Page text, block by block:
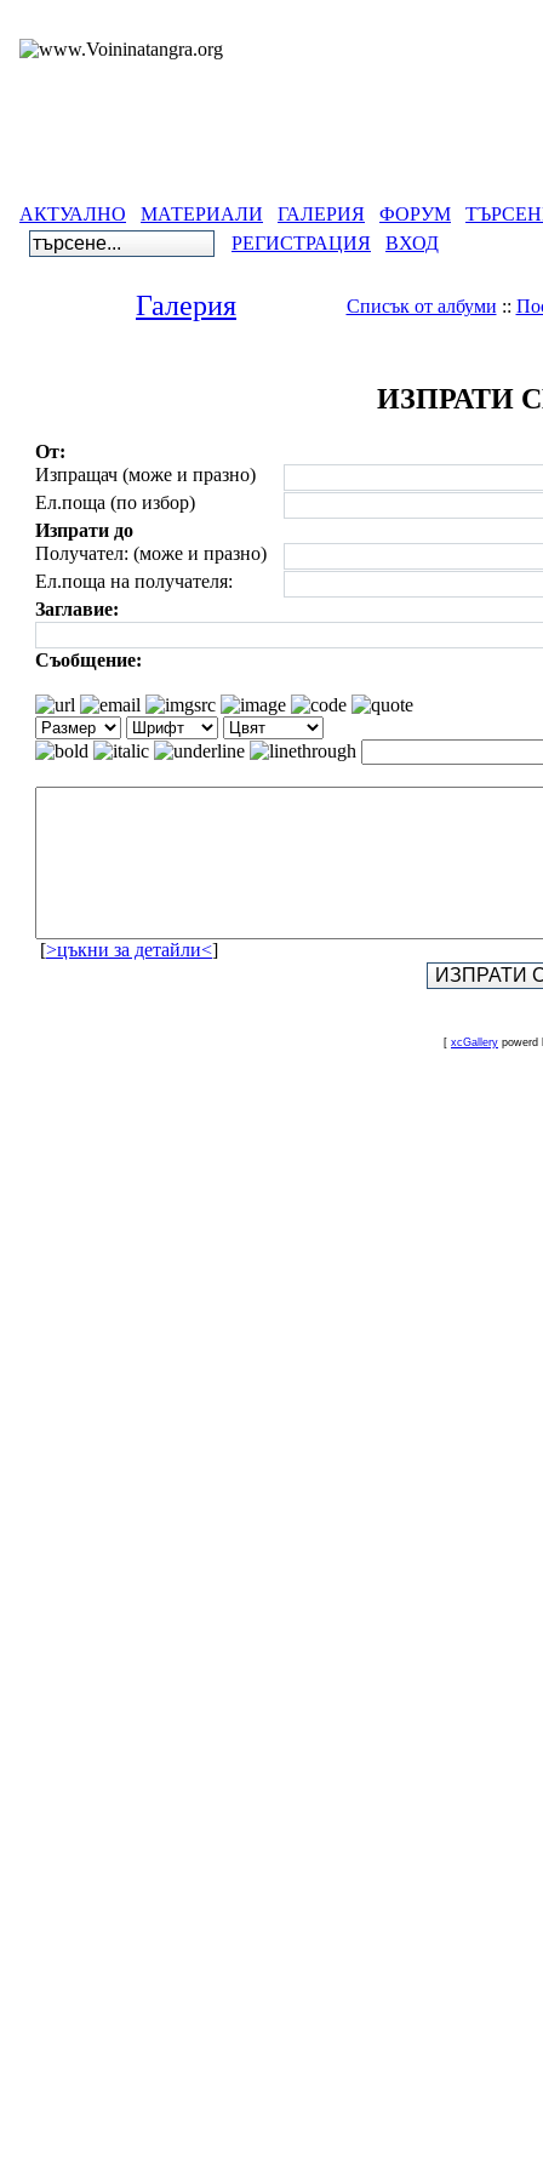
АКТУАЛНО МАТЕРИАЛИ ГАЛЕРИЯ ФОРУМ
РЕГИСТРАЦИЯ
ВХОД
Галерия Списък от албуми ::
ИЗПРАТИ
От:
Изпращач (може и празно)
Ел.поща (по избор)
Изпрати до
Получател: (може и празно)
Ел.поща на получателя:
Заглавие:
Съобщение:
[>цъкни за детайли<]
[ xcGallery